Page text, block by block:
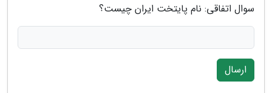
سوال اتفاقی: نام پایتخت ایران چیست؟
ارسال